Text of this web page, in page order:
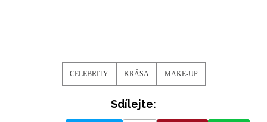
CELEBRITY KRÁSA MAKE-UP
Sdílejte: